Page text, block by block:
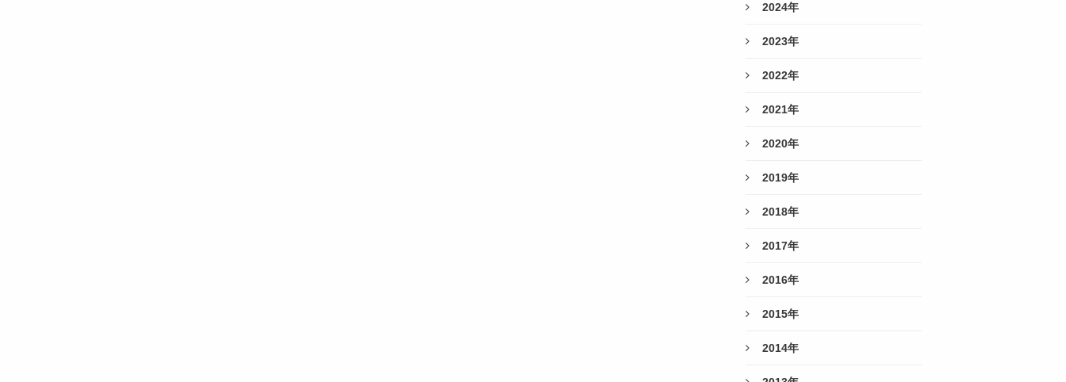
2024年
2023年
2022年
2021年
2020年
2019年
2018年
2017年
2016年
2015年
2014年